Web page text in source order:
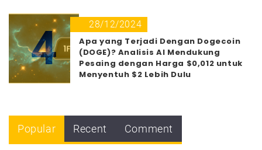
4
28/12/2024
Apa yang Terjadi Dengan Dogecoin
(DOGE)? Analisis AI Mendukung
Pesaing dengan Harga $0,012 untuk
Menyentuh $2 Lebih Dulu
Popular Recent Comment